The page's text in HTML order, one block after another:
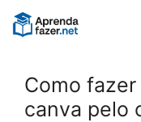
Pular
para
Como
canva pelo